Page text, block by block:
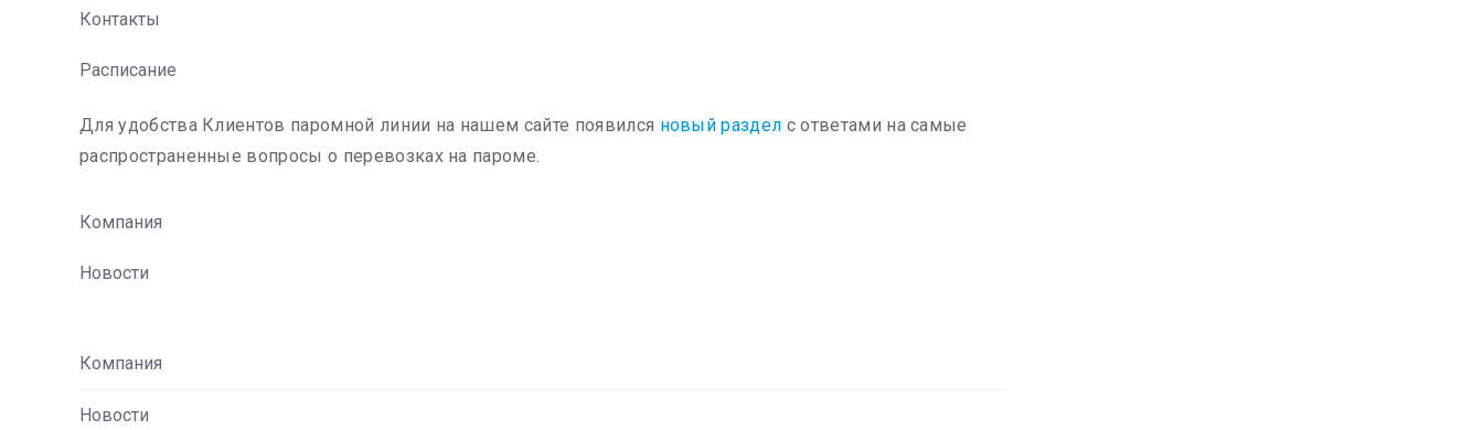
Контакты
Расписание
Для удобства Клиентов паромной линии на нашем сайте появился новый раздел с ответами на самые
распространенные вопросы о перевозках на пароме.
Компания
Новости
Компания
Новости